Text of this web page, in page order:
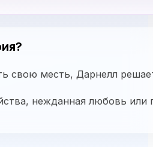
свою месть, Дарнелл
нежданная любовь или